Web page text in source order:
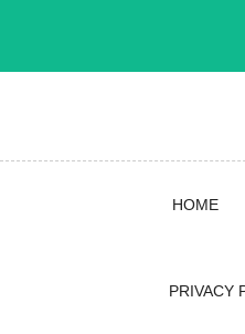
HOME
PRIVACY